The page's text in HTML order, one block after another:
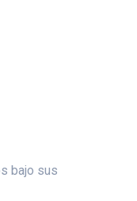
bajo sus